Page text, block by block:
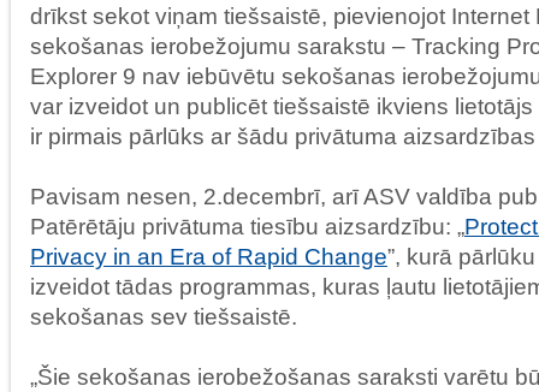
drīkst sekot viņam tiešsaistē, pievienojot Internet
sekošanas ierobežojumu sarakstu – Tracking
Explorer 9 nav iebūvētu sekošanas
var izveidot un publicēt tiešsaistē ikviens
ir pirmais pārlūks ar šādu privātuma
Pavisam nesen, 2.decembrī, arī ASV valdība
Patērētāju privātuma tiesību aizsardzību: „
Privacy in an Era of Rapid Change”, kurā
izveidot tādas programmas, kuras ļautu
sekošanas sev tiešsaistē.
„Šie sekošanas ierobežošanas saraksti varētu